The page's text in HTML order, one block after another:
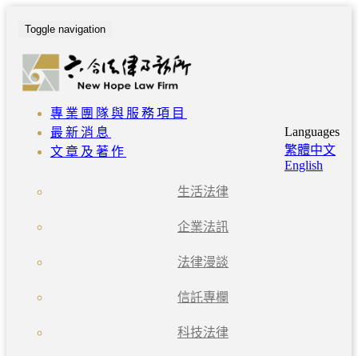
Toggle navigation
Languages
繁體中文
English
專業團隊與服務項目
最新消息
文章及著作
生活法律
企業法訊
法律漫談
信託專欄
科技法律